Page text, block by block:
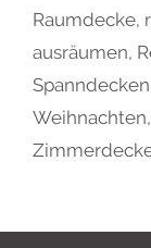
Raumdecke,
ausräumen,
Spanndecken
Weihnachten,